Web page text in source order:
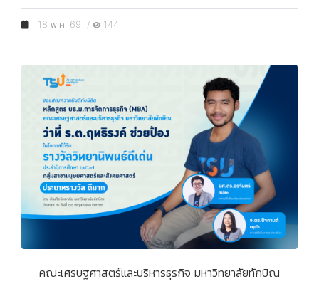
18 พ.ค. 69 / 144
คณะเศรษฐศาสตร์และบริหารธุรกิจ มหาวิทยาลัยทักษิณ